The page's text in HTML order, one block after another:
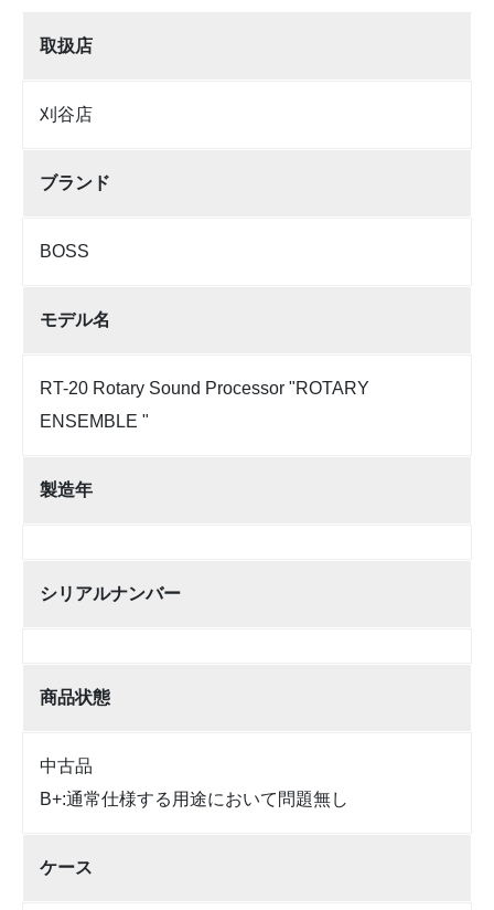
取扱店
刈谷店
ブランド
BOSS
モデル名
RT-20 Rotary Sound Processor "ROTARY
ENSEMBLE "
製造年
シリアルナンバー
商品状態
中古品
B+:通常仕様する用途において問題無し
ケース